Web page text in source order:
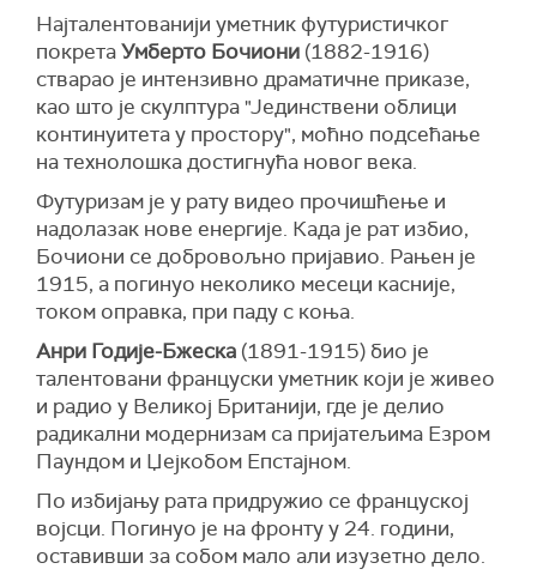
Најталентованији уметник футуристичког
покретаУмберто Бочиони (1882-1916)
стварао је интензивно драматичне приказе,
као што је скулптура "Јединствени облици
континуитета у простору", моћно подсећање
на технолошка достигнућа новог века.
Футуризам је у рату видео прочишћење и
надолазак нове енергије. Када је рат избио,
Бочиони се добровољно пријавио. Рањен је
1915, а погинуо неколико месеци касније,
током оправка, при паду с коња.
Анри Годије-Бжеска (1891-1915) био је
талентовани француски уметник који је живео
и радио у Великој Британији, где је делио
радикални модернизам са пријатељима Езром
Паундом и Џејкобом Епстајном.
По избијању рата придружио се француској
војсци. Погинуо је на фронту у 24. години,
оставивши за собом мало али изузетно дело.